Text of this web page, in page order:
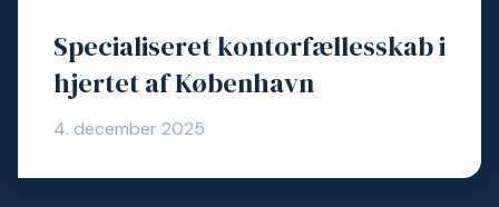
Specialiseret kontorfællesskab i
hjertet af København
4. december 2025